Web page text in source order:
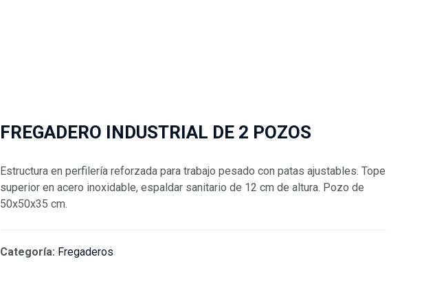
FREGADERO INDUSTRIAL DE 2 POZOS
Estructura en perfilería reforzada para trabajo pesado con patas ajustables. Tope
superior en acero inoxidable, espaldar sanitario de 12 cm de altura. Pozo de
50x50x35 cm.
Categoría: Fregaderos